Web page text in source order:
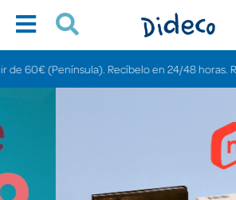
Recíbelo en 24/48 horas. Recogida en